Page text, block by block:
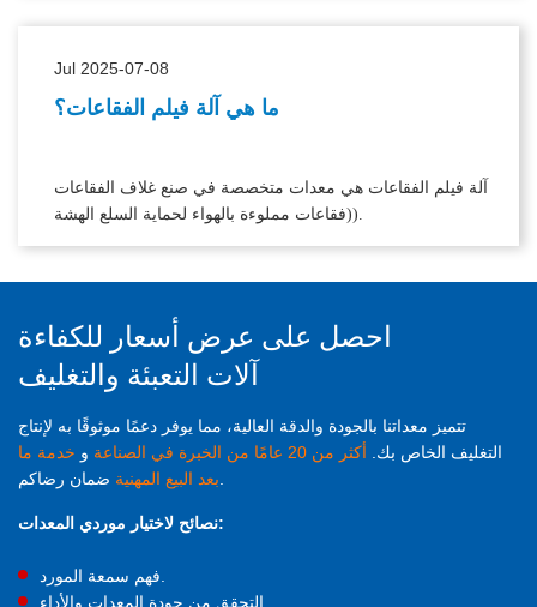
Jul 2025-07-08
ما هي آلة فيلم الفقاعات؟
آلة فيلم الفقاعات هي معدات متخصصة في صنع غلاف الفقاعات
(فقاعات مملوءة بالهواء لحماية السلع الهشة).
احصل على عرض أسعار للكفاءة
آلات التعبئة والتغليف
تتميز معداتنا بالجودة والدقة العالية، مما يوفر دعمًا موثوقًا به لإنتاج
التغليف الخاص بك. أكثر من 20 عامًا من الخبرة في الصناعة و خدمة ما
بعد البيع المهنية
نصائح لاختيار موردي المعدات: